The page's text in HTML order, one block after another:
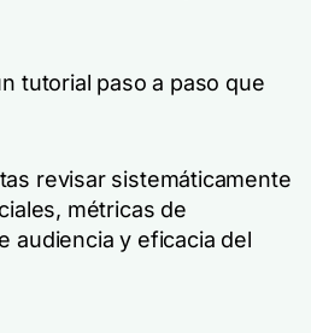
tutorial paso a paso que
revisar sistemáticamente
métricas de
audiencia y eficacia del